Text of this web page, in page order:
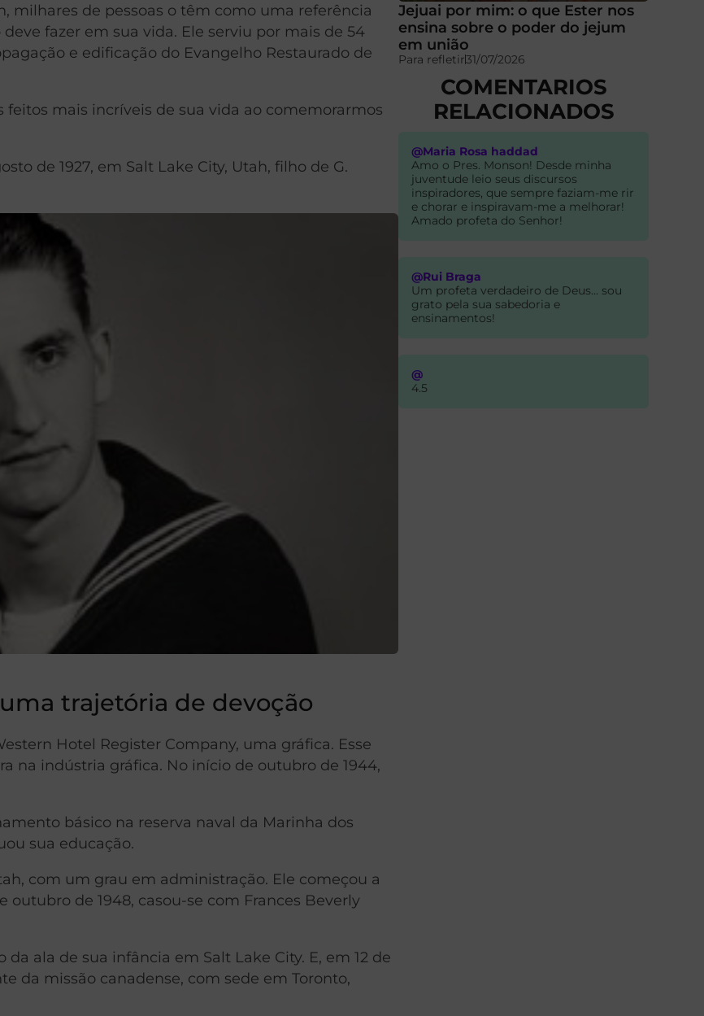
milhares de pessoas o têm como uma referência
fazer em sua vida. Ele serviu por mais de 54
e edificação do Evangelho Restaurado de
mais incríveis de sua vida ao comemorarmos
de 1927, em Salt Lake City, Utah, filho de G.
trajetória de devoção
Hotel Register Company, uma gráfica. Esse
na indústria gráfica. No início de outubro de 1944,
básico na reserva naval da Marinha dos
sua educação.
com um grau em administração. Ele começou a
outubro de 1948, casou-se com Frances Beverly
ala de sua infância em Salt Lake City. E, em 12 de
da missão canadense, com sede em Toronto,
Jejuai por mim: o que Ester nos
ensina sobre o poder do jejum
em união
Para refletir31/07/2026
COMENTARIOS
RELACIONADOS
@Maria Rosa haddad
Amo o Pres. Monson! Desde minha
juventude leio seus discursos
inspiradores, que sempre faziam-me rir
e chorar e inspiravam-me a melhorar!
Amado profeta do Senhor!
@Rui Braga
Um profeta verdadeiro de Deus... sou
grato pela sua sabedoria e
ensinamentos!
@
4.5